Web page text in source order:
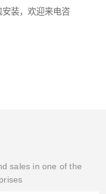
安装，欢迎来电咨
sales in one of the